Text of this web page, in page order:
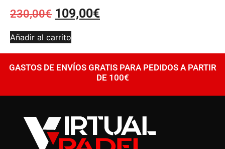
230,00€ 109,00€
Añadir al carrito
GASTOS DE ENVÍOS GRATIS PARA PEDIDOS A PARTIR
DE 100€